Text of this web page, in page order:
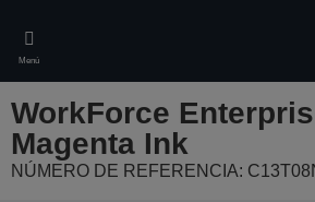
main
content
Menú
WorkForce
Magenta Ink
NÚMERO DE REFERENCIA: